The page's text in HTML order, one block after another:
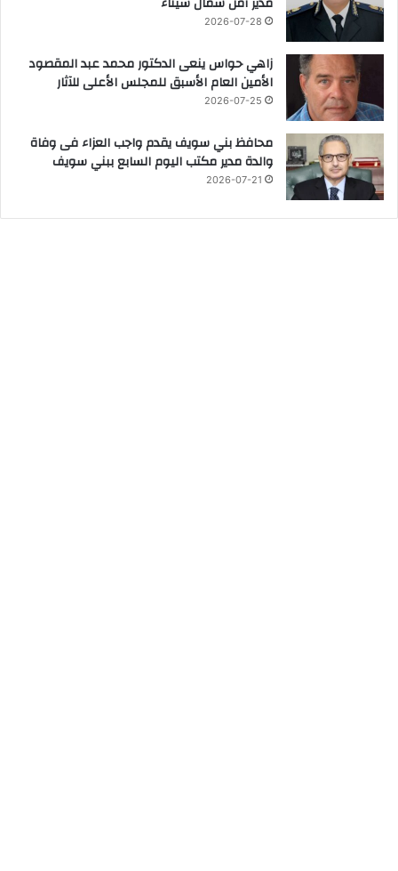
2026-07-28
زاهي حواس ينعى الدكتور محمد عبد المقصود
الأمين العام الأسبق للمجلس الأعلى للآثار
2026-07-25
محافظ بني سويف يقدم واجب العزاء فى وفاة
والدة مدير مكتب اليوم السابع ببني سويف
2026-07-21